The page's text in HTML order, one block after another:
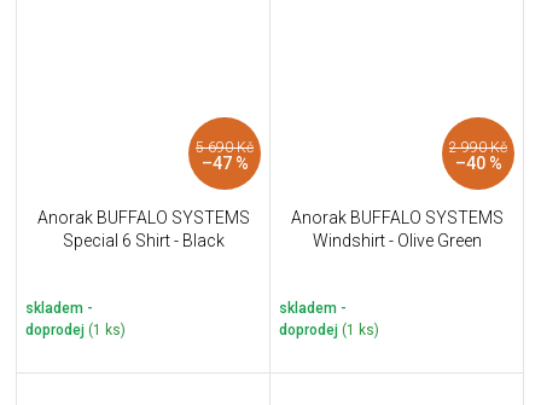
5 690 Kč
–47 %
Anorak BUFFALO SYSTEMS
Special 6 Shirt - Black
skladem -
doprodej (1 ks)
2 990 Kč
–40 %
Anorak BUFFALO SYSTEMS
Windshirt - Olive Green
skladem -
doprodej (1 ks)